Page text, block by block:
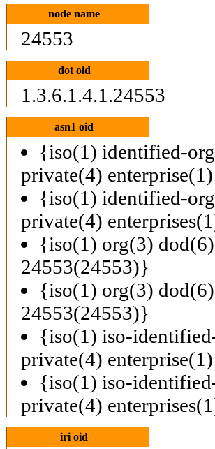
node name
24553
dot oid
1.3.6.1.4.1.24553
asn1 oid
{iso(1) identified-
private(4)
{iso(1) identified-
private(4)
{iso(1) org(3)
24553(24553)}
{iso(1) org(3)
24553(24553)}
{iso(1) iso-
private(4)
{iso(1) iso-
private(4)
iri oid